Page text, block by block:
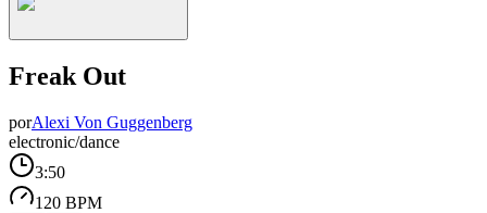
Freak Out
porAlexi Von Guggenberg
electronic/dance
3:50
120 BPM